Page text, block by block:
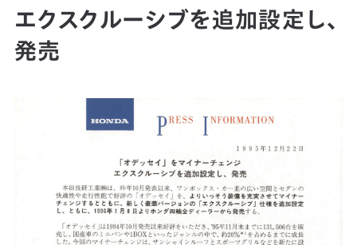
エクスクルーシブを追加設定し、
発売